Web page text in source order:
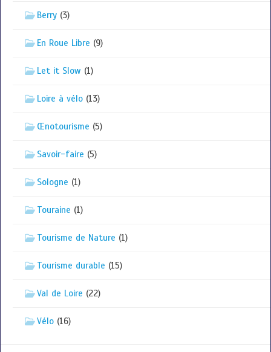
Berry (3)
En Roue Libre (9)
Let it Slow (1)
Loire à vélo (13)
Œnotourisme (5)
Savoir-faire (5)
Sologne (1)
Touraine (1)
Tourisme de Nature (1)
Tourisme durable (15)
Val de Loire (22)
Vélo (16)